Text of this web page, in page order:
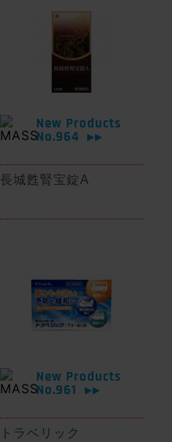
New Products
No.964
▶▶
長城甦腎宝錠A
New Products
No.961
▶▶
トラベリック